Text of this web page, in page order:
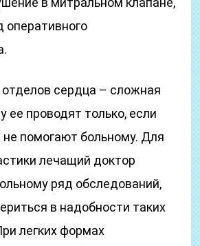
отделов сердца – сложная
ее проводят только, если
помогают больному. Для
лечащий доктор
ряд обследований,
в надобности таких
легких формах